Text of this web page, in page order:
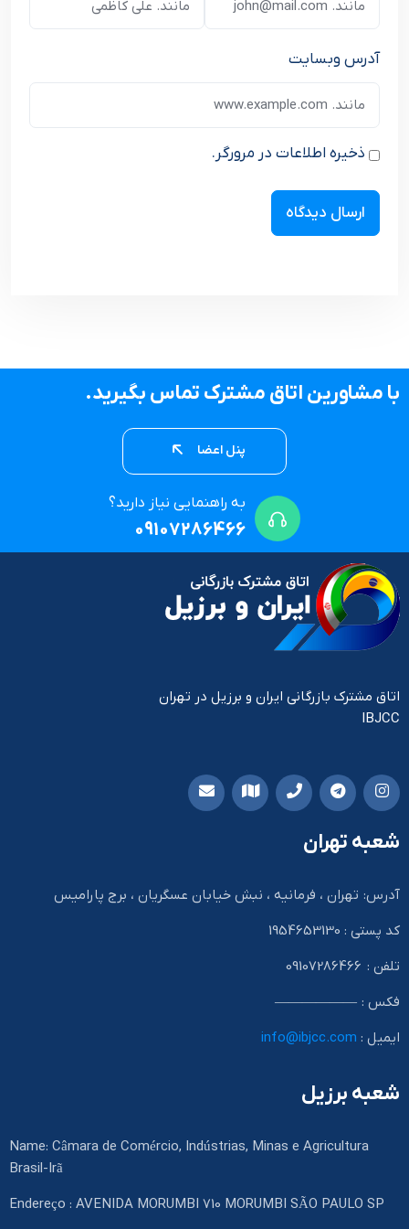
آدرس وبسایت
ذخیره اطلاعات در مرورگر.
با مشاورین اتاق مشترک تماس بگیرید.
پنل اعضا
به راهنمایی نیاز دارید؟
09107286466
اتاق مشترک بازرگانی ایران و برزیل در تهران
IBJCC
شعبه تهران
آدرس: تهران ، فرمانیه ، نبش خیابان عسگریان ، برج پارامیس
کد پستی : 1954653130
تلفن : 09107286466
فکس : ——————
ایمیل : info@ibjcc.com
شعبه برزیل
Name: Câmara de Comércio, Indústrias, Minas e Agricultura
Brasil-Irã
Endereço : AVENIDA MORUMBI 710 MORUMBI SÃO PAULO SP